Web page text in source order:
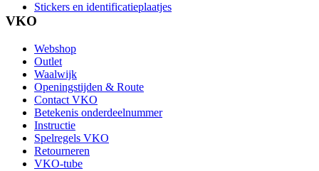
Stickers en identificatieplaatjes
VKO
Webshop
Outlet
Waalwijk
Openingstijden & Route
Contact VKO
Betekenis onderdeelnummer
Instructie
Spelregels VKO
Retourneren
VKO-tube